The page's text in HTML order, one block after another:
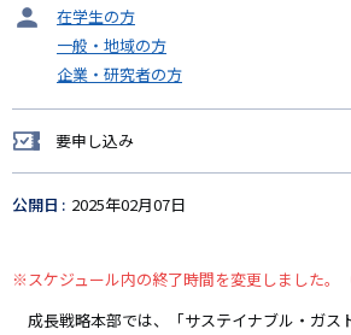
タ
ト
在学生の方
一般・地域の方
企業・研究者の方
要
申
し
要申し込み
公開日 2025年02月07日
※スケジュール内の終了時間を変更しました。
成長戦略本部では、「サステイナブル・ガス